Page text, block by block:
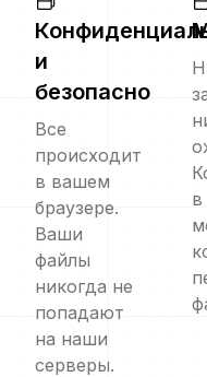
и
безопасно
Все
происходит
в вашем
браузере.
Ваши
файлы
никогда не
попадают
на наши
серверы.
в